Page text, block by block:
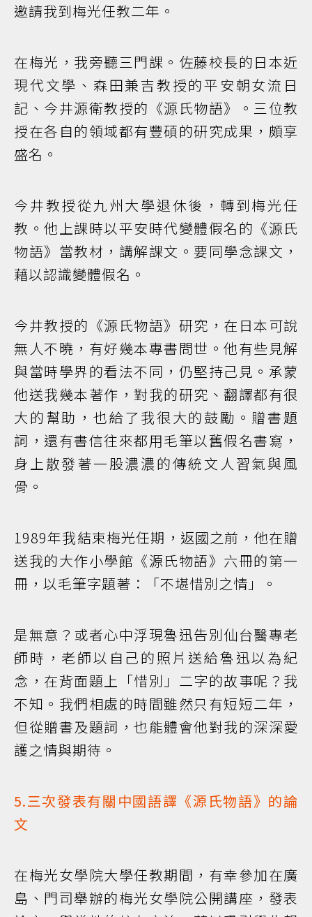
邀請我到梅光任教二年。
在梅光，我旁聽三門課。佐藤校長的日本近
現代文學、森田兼吉教授的平安朝女流日
記、今井源衛教授的《源氏物語》。三位教
授在各自的領域都有豐碩的研究成果，頗享
盛名。
今井教授從九州大學退休後，轉到梅光任
教。他上課時以平安時代變體假名的《源氏
物語》當教材，講解課文。要同學念課文，
藉以認識變體假名。
今井教授的《源氏物語》研究，在日本可說
無人不曉，有好幾本專書問世。他有些見解
與當時學界的看法不同，仍堅持己見。承蒙
他送我幾本著作，對我的研究、翻譯都有很
大的幫助，也給了我很大的鼓勵。贈書題
詞，還有書信往來都用毛筆以舊假名書寫，
身上散發著一股濃濃的傳統文人習氣與風
骨。
1989年我結束梅光任期，返國之前，他在贈
送我的大作小學館《源氏物語》六冊的第一
冊，以毛筆字題著：「不堪惜別之情」。
是無意？或者心中浮現魯迅告別仙台醫專老
師時，老師以自己的照片送給魯迅以為紀
念，在背面題上「惜別」二字的故事呢？我
不知。我們相處的時間雖然只有短短二年，
但從贈書及題詞，也能體會他對我的深深愛
護之情與期待。
5.三次發表有關中國語譯《源氏物語》的論
文
在梅光女學院大學任教期間，有幸參加在廣
島、門司舉辦的梅光女學院公開講座，發表